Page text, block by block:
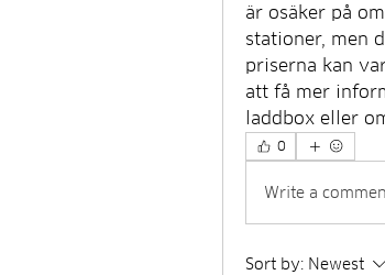
är osäker på
stationer, men
priserna kan
att få mer
laddbox eller
0
Write a
Sort by: Newest